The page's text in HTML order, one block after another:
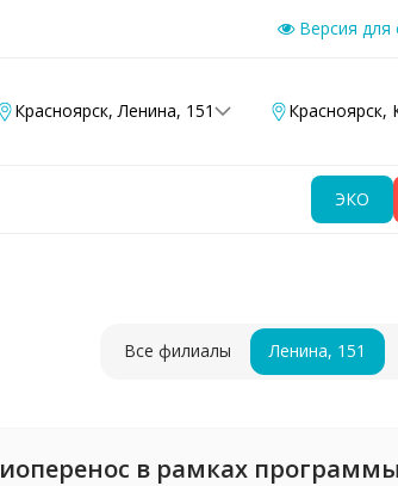
Версия
Красноярск, Ленина, 151 Красноярск,
ЭКО
Все филиалы Ленина, 151
в рамках